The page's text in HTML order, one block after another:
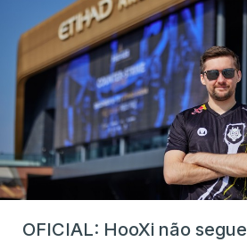
OFICIAL: HooXi não